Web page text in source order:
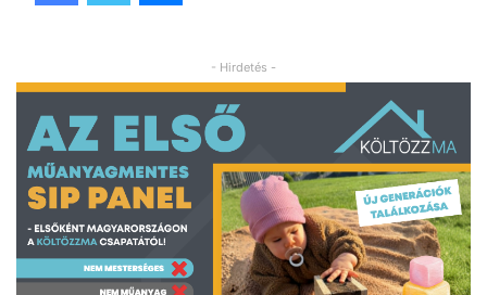
- Hirdetés -